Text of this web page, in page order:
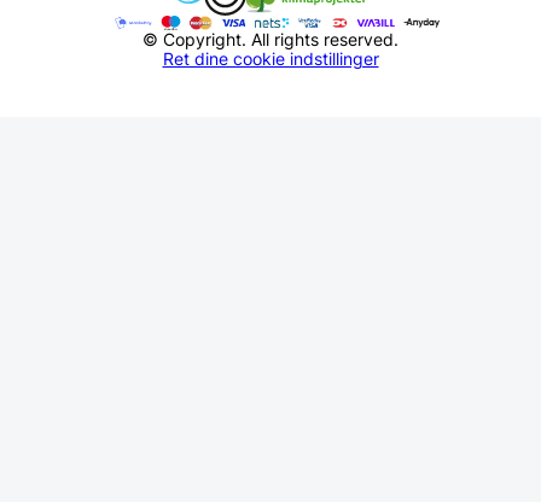
© Copyright. All rights reserved.
Ret dine cookie indstillinger